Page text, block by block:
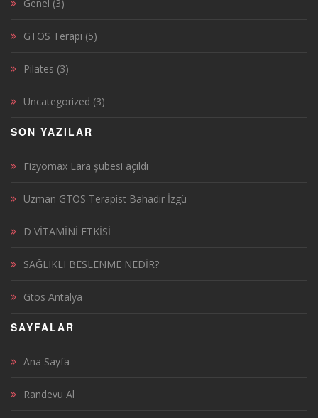
Genel (3)
GTOS Terapi (5)
Pilates (3)
Uncategorized (3)
SON YAZILAR
Fizyomax Lara şubesi açıldı
Uzman GTOS Terapist Bahadır İzgü
D VİTAMİNİ ETKİSİ
SAĞLIKLI BESLENME NEDİR?
Gtos Antalya
SAYFALAR
Ana Sayfa
Randevu Al